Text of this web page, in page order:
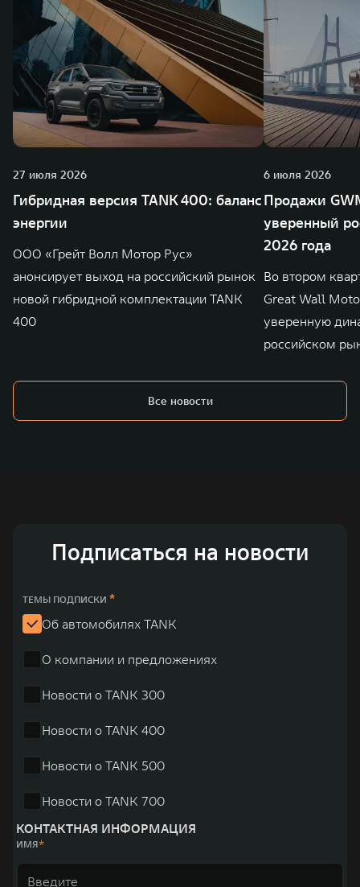
27 июля 2026
Гибридная версия TANK 400: баланс
энергии
ООО «Грейт Волл Мотор Рус»
анонсирует выход на российский рынок
новой гибридной комплектации TANK
400
6 июля 2026
Продажи
уверенный
2026 года
Во втором
Great Wall
уверенную
российском
Все новости
Подписаться на новости
ТЕМЫ ПОДПИСКИ *
Об автомобилях TANK
О компании и предложениях
Новости о TANK 300
Новости о TANK 400
Новости о TANK 500
Новости о TANK 700
КОНТАКТНАЯ ИНФОРМАЦИЯ
ИМЯ